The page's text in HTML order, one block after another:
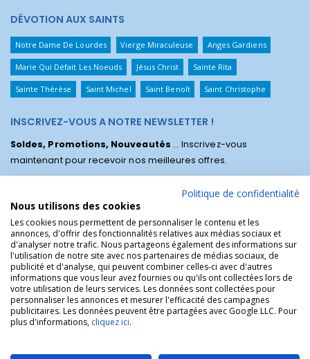
DÉVOTION AUX SAINTS
Notre Dame De Lourdes Vierge Miraculeuse Anges Gardiens
Marie Qui Défait Les Noeuds Jésus Christ Sainte Rita
Sainte Thérèse Saint Michel Saint Benoît Saint Christophe
INSCRIVEZ-VOUS A NOTRE NEWSLETTER !
Soldes, Promotions, Nouveautés ... Inscrivez-vous
maintenant pour recevoir nos meilleures offres.
La Boutique des Chrétiens © | La boutique religieuse chrétienne de
référence !.
Politique de confidentialité
Nous utilisons des cookies
Les cookies nous permettent de personnaliser le contenu et les
annonces, d'offrir des fonctionnalités relatives aux médias sociaux et
d'analyser notre trafic. Nous partageons également des informations sur
l'utilisation de notre site avec nos partenaires de médias sociaux, de
publicité et d'analyse, qui peuvent combiner celles-ci avec d'autres
informations que vous leur avez fournies ou qu'ils ont collectées lors de
votre utilisation de leurs services. Les données sont collectées pour
personnaliser les annonces et mesurer l'efficacité des campagnes
publicitaires. Les données peuvent être partagées avec Google LLC. Pour
plus d'informations, cliquez ici.